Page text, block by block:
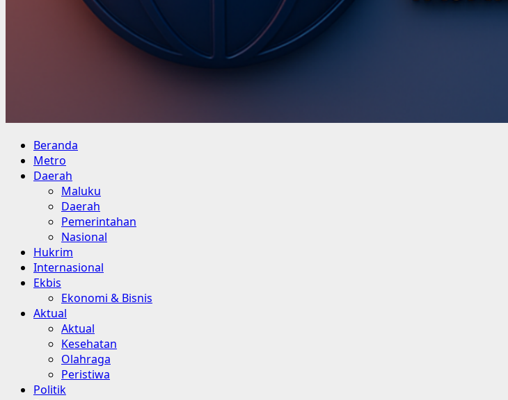
Primary
Menu
Beranda
Metro
Daerah
Maluku
Daerah
Pemerintahan
Nasional
Hukrim
Internasional
Ekbis
Ekonomi & Bisnis
Aktual
Aktual
Kesehatan
Olahraga
Peristiwa
Politik